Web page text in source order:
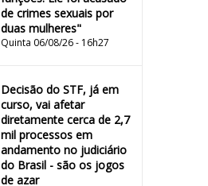
de crimes sexuais por
duas mulheres"
Quinta 06/08/26 - 16h27
Decisão do STF, já em
curso, vai afetar
diretamente cerca de 2,7
mil processos em
andamento no judiciário
do Brasil - são os jogos
de azar